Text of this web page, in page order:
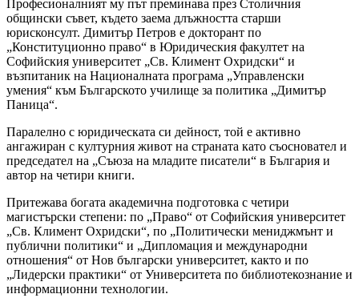
Професионалният му път преминава през Столичния
общински съвет, където заема длъжността старши
юрисконсулт. Димитър Петров е докторант по
„Конституционно право“ в Юридическия факултет на
Софийския университет „Св. Климент Охридски“ и
възпитаник на Националната програма „Управленски
умения“ към Българското училище за политика „Димитър
Паница“.
Паралелно с юридическата си дейност, той е активно
ангажиран с културния живот на страната като съосновател и
председател на „Съюза на младите писатели“ в България и
автор на четири книги.
Притежава богата академична подготовка с четири
магистърски степени: по „Право“ от Софийския университет
„Св. Климент Охридски“, по „Политически мениджмънт и
публични политики“ и „Дипломация и международни
отношения“ от Нов български университет, както и по
„Лидерски практики“ от Университета по библиотекознание и
информационни технологии.